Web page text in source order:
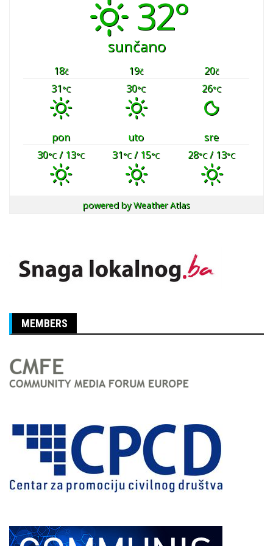
32°
sunčano
18č 19č 20č
31°C 30°C 26°C
pon uto
sre
30°C/ 13°C 31°C/ 15°C 28°C/ 13°C
powered byWeather Atlas
MEMBERS